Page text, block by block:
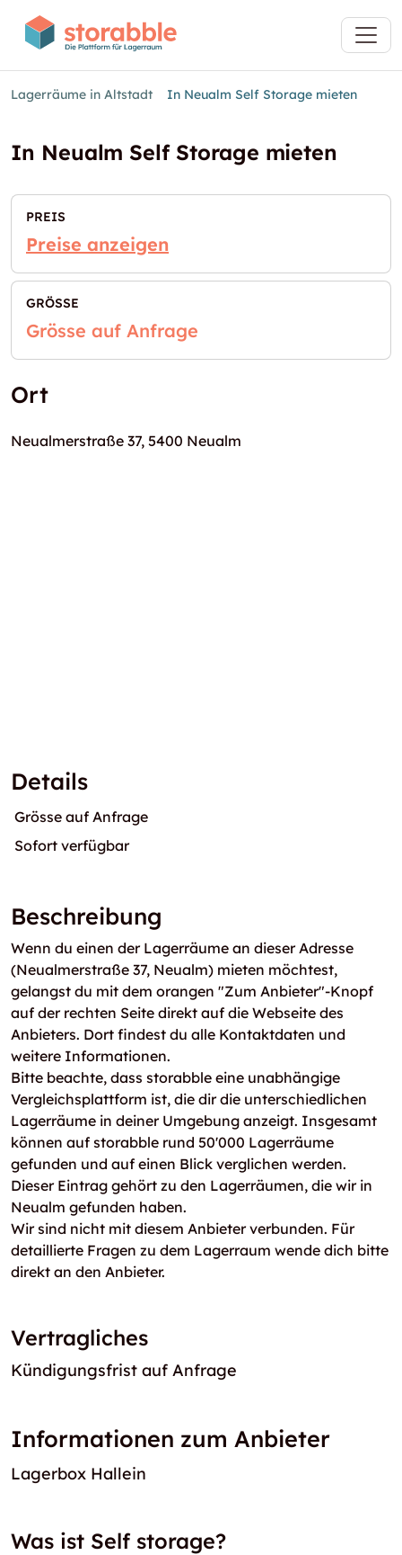
Lagerräume in Altstadt In Neualm Self Storage mieten
In Neualm Self Storage mieten
PREIS
Preise anzeigen
GRÖSSE
Grösse auf Anfrage
Ort
Neualmerstraße 37, 5400 Neualm
Details
Grösse auf Anfrage
Sofort verfügbar
Beschreibung
Wenn du einen der Lagerräume an dieser Adresse
(Neualmerstraße 37, Neualm) mieten möchtest,
gelangst du mit dem orangen "Zum Anbieter"-Knopf
auf der rechten Seite direkt auf die Webseite des
Anbieters. Dort findest du alle Kontaktdaten und
weitere Informationen.
Bitte beachte, dass storabble eine unabhängige
Vergleichsplattform ist, die dir die unterschiedlichen
Lagerräume in deiner Umgebung anzeigt. Insgesamt
können auf storabble rund 50'000 Lagerräume
gefunden und auf einen Blick verglichen werden.
Dieser Eintrag gehört zu den Lagerräumen, die wir in
Neualm gefunden haben.
Wir sind nicht mit diesem Anbieter verbunden. Für
detaillierte Fragen zu dem Lagerraum wende dich bitte
direkt an den Anbieter.
Vertragliches
Kündigungsfrist auf Anfrage
Informationen zum Anbieter
Lagerbox Hallein
Was ist Self storage?